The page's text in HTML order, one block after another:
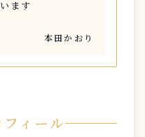
ます
本田かおり
ィール